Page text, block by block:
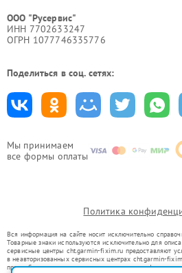
Мы принимаем
все формы оплаты
ООО "Русервис"
ИНН 7702633247
ОГРН 1077746335776
Поделиться в соц. сетях:
Политика
Вся информация на сайте носит исключительно
Товарные знаки используются исключительно для
сервисные центры cht.garmin-fixim.ru предоставляют
в неавторизованных сервисных центрах cht.garmin-
правообладателями товарных знаков или их